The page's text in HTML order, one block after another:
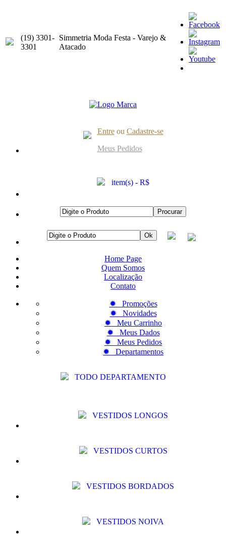
(19) 3301-
3301
Simmetria Moda Festa - Varejo &
Atacado
Entre ou Cadastre-se
Meus Pedidos
item(s) - R$
Home Page
Quem Somos
Localização
Contato
✹ Promoções
✹ Novidades
✹ Meu Carrinho
✹ Meus Dados
✹ Meus Pedidos
✹ Departamentos
TODO DEPARTAMENTO
VESTIDOS LONGOS
VESTIDOS CURTOS
VESTIDOS BORDADOS
VESTIDOS NOIVA